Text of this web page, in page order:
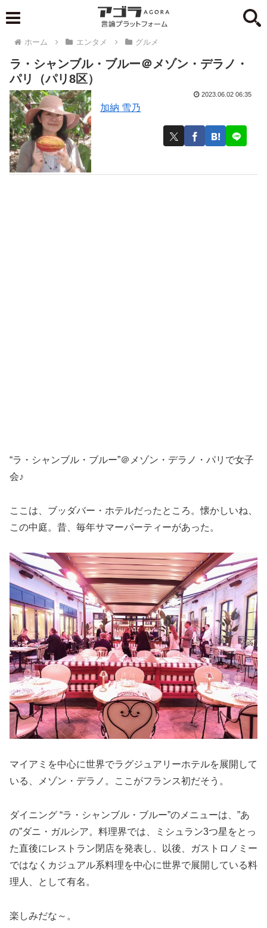
ホーム エンタメ グルメ
ラ・シャンブル・ブルー＠メゾン・デラノ・
パリ（パリ8区）
加納 雪乃
2023.06.02 06:35
“ラ・シャンブル・ブルー”＠メゾン・デラノ・パリで女子
会♪
ここは、ブッダバー・ホテルだったところ。懐かしいね、
この中庭。昔、毎年サマーパーティーがあった。
マイアミを中心に世界でラグジュアリーホテルを展開して
いる、メゾン・デラノ。ここがフランス初だそう。
ダイニング “ラ・シャンブル・ブルー”のメニューは、”あ
の”ダニ・ガルシア。料理界では、ミシュラン3つ星をとっ
た直後にレストラン閉店を発表し、以後、ガストロノミー
ではなくカジュアル系料理を中心に世界で展開している料
理人、として有名。
楽しみだな～。